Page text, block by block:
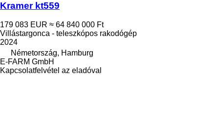
Kramer kt559
179 083 EUR ≈ 64 840 000 Ft
Villástargonca - teleszkópos rakodógép
2024
Németország, Hamburg
E-FARM GmbH
Kapcsolatfelvétel az eladóval